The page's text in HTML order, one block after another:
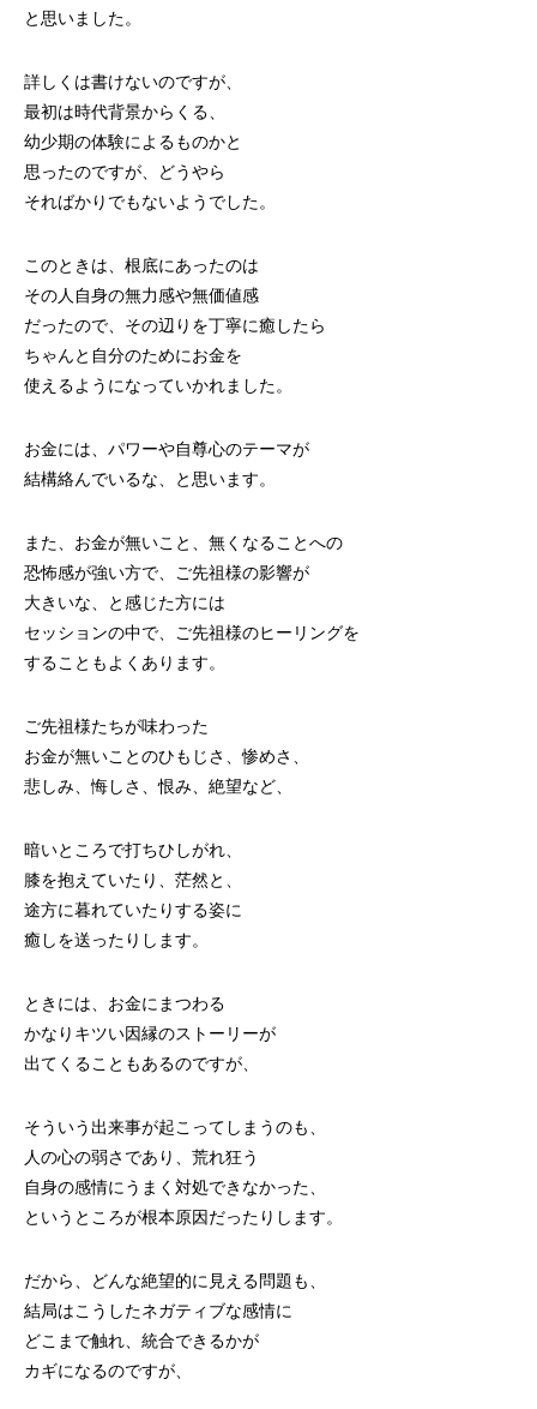
と思いました。
詳しくは書けないのですが、
最初は時代背景からくる、
幼少期の体験によるものかと
思ったのですが、どうやら
そればかりでもないようでした。
このときは、根底にあったのは
その人自身の無力感や無価値感
だったので、その辺りを丁寧に癒したら
ちゃんと自分のためにお金を
使えるようになっていかれました。
お金には、パワーや自尊心のテーマが
結構絡んでいるな、と思います。
また、お金が無いこと、無くなることへの
恐怖感が強い方で、ご先祖様の影響が
大きいな、と感じた方には
セッションの中で、ご先祖様のヒーリングを
することもよくあります。
ご先祖様たちが味わった
お金が無いことのひもじさ、惨めさ、
悲しみ、悔しさ、恨み、絶望など、
暗いところで打ちひしがれ、
膝を抱えていたり、茫然と、
途方に暮れていたりする姿に
癒しを送ったりします。
ときには、お金にまつわる
かなりキツい因縁のストーリーが
出てくることもあるのですが、
そういう出来事が起こってしまうのも、
人の心の弱さであり、荒れ狂う
自身の感情にうまく対処できなかった、
というところが根本原因だったりします。
だから、どんな絶望的に見える問題も、
結局はこうしたネガティブな感情に
どこまで触れ、統合できるかが
カギになるのですが、